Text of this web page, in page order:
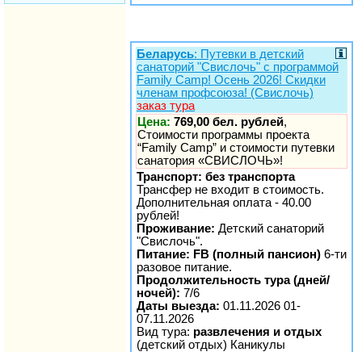
Беларусь: Путевки в детский
санаторий "Свислочь" с программой
Family Camp! Осень 2026! Скидки
членам профсоюза! (Свислочь)
заказ тура
Цена: 769,00 бел. рублей,
Стоимости программы проекта
“Family Camp” и стоимости путевки
санатория «СВИСЛОЧЬ»!
Транспорт: без транспорта
Трансфер не входит в стоимость.
Дополнительная оплата - 40.00
рублей!
Проживание: Детский санаторий
"Свислочь".
Питание: FB (полный пансион) 6-ти
разовое питание.
Продолжительность тура (дней/
ночей): 7/6
Даты выезда: 01.11.2026 01-
07.11.2026
Вид тура: развлечения и отдых
(детский отдых) Каникулы